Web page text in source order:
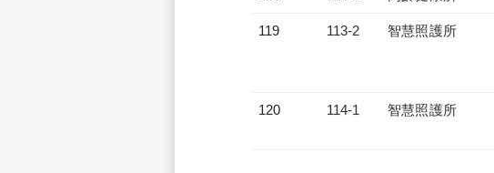
119 113-2 智慧照護所
120 114-1 智慧照護所